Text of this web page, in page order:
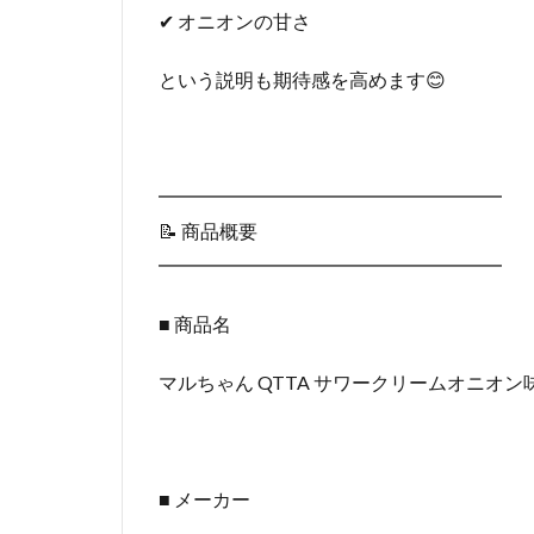
✔ オニオンの甘さ
という説明も期待感を高めます😊
━━━━━━━━━━━━━━━━━━
📝 商品概要
━━━━━━━━━━━━━━━━━━
■ 商品名
マルちゃん QTTA サワークリームオニオン
■ メーカー